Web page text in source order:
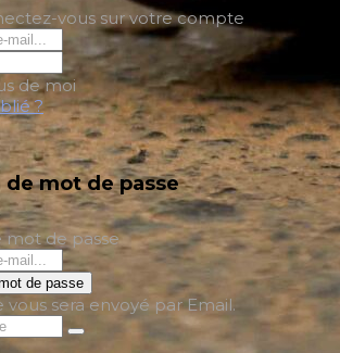
vous sur votre compte
de moi
?
mot de passe
mot de passe
de passe
sera envoyé par Email.